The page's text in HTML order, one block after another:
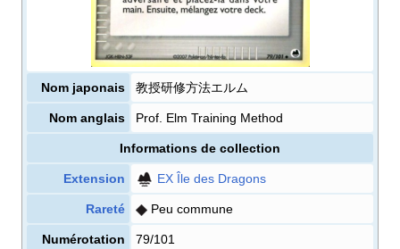
Nom japonais 教授研修方法エルム
Nom anglais Prof. Elm Training Method
Informations de collection
Extension EX Île des Dragons
Rareté Peu commune
Numérotation 79/101